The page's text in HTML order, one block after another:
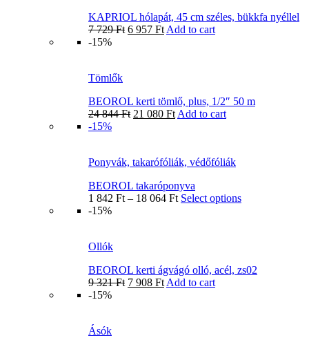
KAPRIOL hólapát, 45 cm széles, bükkfa nyéllel
7 729Ft 6 957 Ft Add to cart
-15%
Tömlők
BEOROL kerti tömlő, plus, 1/2″ 50 m
24 844Ft 21 080 Ft Add to cart
-15%
Ponyvák, takarófóliák, védőfóliák
BEOROL takaróponyva
1 842 Ft – 18 064 Ft Select options
-15%
Ollók
BEOROL kerti ágvágó olló, acél, zs02
9 321Ft 7 908 Ft Add to cart
-15%
Ásók